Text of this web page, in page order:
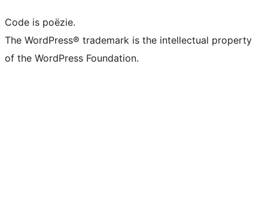
Code is poëzie.
The WordPress® trademark is the intellectual property
of the WordPress Foundation.